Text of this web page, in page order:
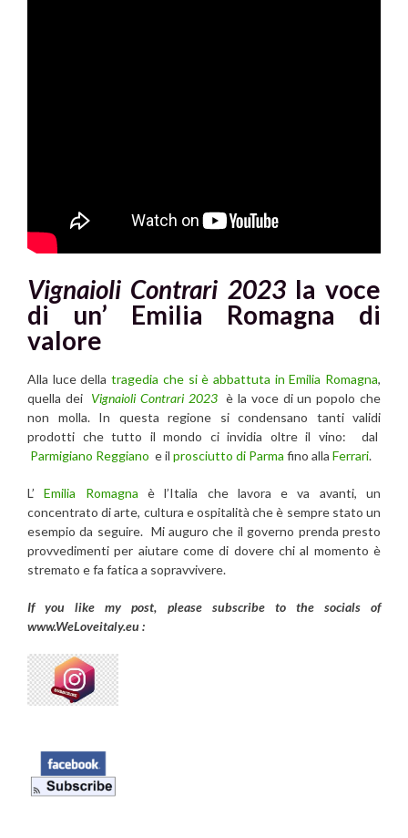
Vignaioli Contrari 2023 la voce
di un’ Emilia Romagna di
valore
Alla luce dellatragedia che si è abbattuta in Emilia Romagna,
quella dei Vignaioli Contrari 2023è la voce di un popolo che
non molla. In questa regione si condensano tanti validi
prodotti che tutto il mondo ci invidia oltre il vino: dal
Parmigiano Reggiano e il prosciutto di Parma fino alla Ferrari.
L’Emilia Romagna è l’Italia che lavora e va avanti, un
concentrato di arte, cultura e ospitalità che è sempre stato un
esempio da seguire. Mi auguro che il governo prenda presto
provvedimenti per aiutare come di dovere chi al momento è
stremato e fa fatica a sopravvivere.
If you like my post, please subscribe to the socials of
www.WeLoveitaly.eu :